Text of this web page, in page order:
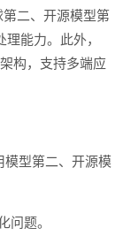
二、开源模型第
能力。此外，
构，支持多端应
模型第二、开源模
问题。